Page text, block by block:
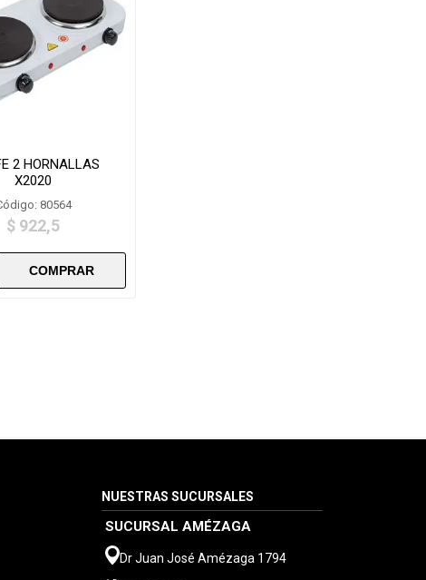
2 HORNALLAS
X2020
80564
$ 922,5
NUESTRAS SUCURSALES
SUCURSAL AMÉZAGA
Dr Juan José Amézaga 1794